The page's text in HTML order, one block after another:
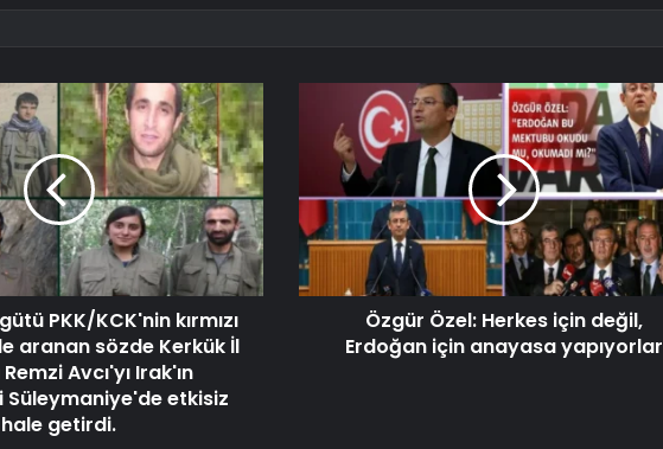
PKK/KCK'nin kırmızı
aranan sözde Kerkük İl
Avcı'yı Irak'ın
Süleymaniye'de etkisiz
hale getirdi.
Özgür Özel: Herkes için değil,
Erdoğan için anayasa yapıyorlar